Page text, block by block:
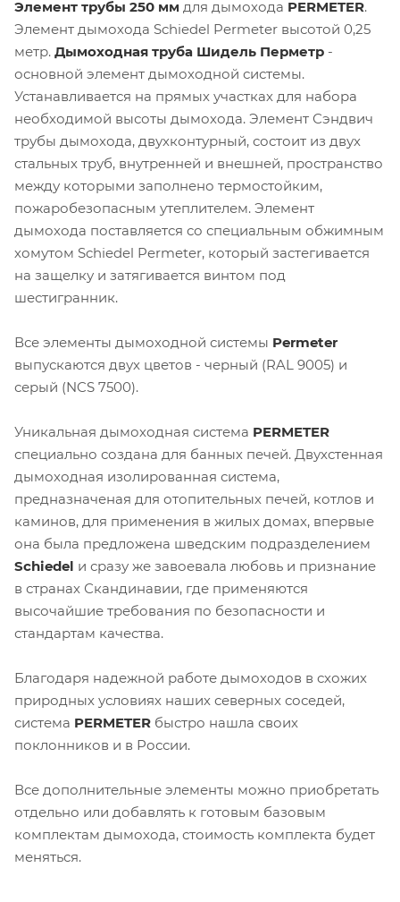
Элемент трубы 250 мм для дымохода PERMETER.
Элемент дымохода Schiedel Permeter высотой 0,25
метр. Дымоходная труба Шидель Перметр -
основной элемент дымоходной системы.
Устанавливается на прямых участках для набора
необходимой высоты дымохода. Элемент Сэндвич
трубы дымохода, двухконтурный, состоит из двух
стальных труб, внутренней и внешней, пространство
между которыми заполнено термостойким,
пожаробезопасным утеплителем. Элемент
дымохода поставляется со специальным обжимным
хомутом Schiedel Permeter, который застегивается
на защелку и затягивается винтом под
шестигранник.
Все элементы дымоходной системы Permeter
выпускаются двух цветов - черный (RAL 9005) и
серый (NCS 7500).
Уникальная дымоходная система PERMETER
специально создана для банных печей. Двухстенная
дымоходная изолированная система,
предназначеная для отопительных печей, котлов и
каминов, для применения в жилых домах, впервые
она была предложена шведским подразделением
Schiedel и сразу же завоевала любовь и признание
в странах Скандинавии, где применяются
высочайшие требования по безопасности и
стандартам качества.
Благодаря надежной работе дымоходов в схожих
природных условиях наших северных соседей,
система PERMETER быстро нашла своих
поклонников и в России.
Все дополнительные элементы можно приобретать
отдельно или добавлять к готовым базовым
комплектам дымохода, стоимость комплекта будет
меняться.